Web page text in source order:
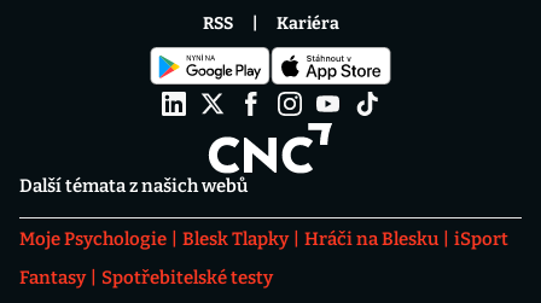
Další témata z našich webů
Moje Psychologie Blesk Tlapky Hráči na Blesku
iSport
Fantasy
Spotřebitelské testy
RSS Kariéra